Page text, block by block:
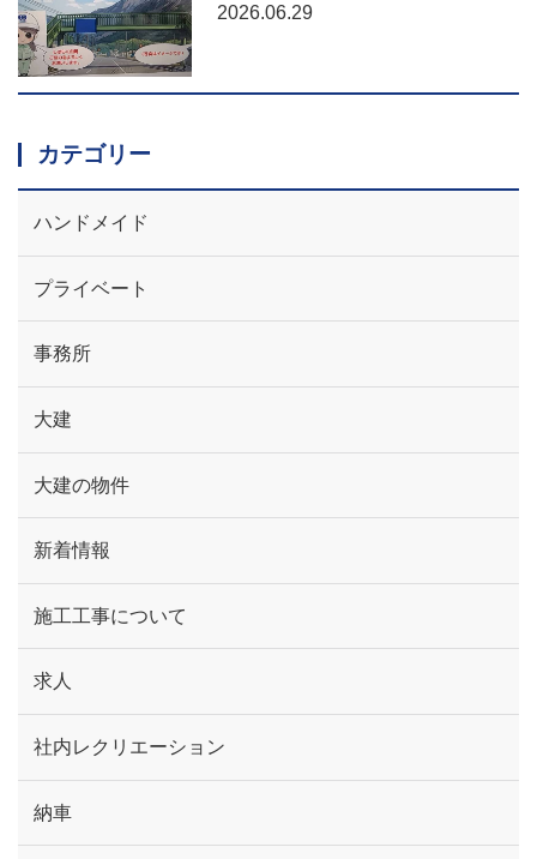
2026.06.29
カテゴリー
ハンドメイド
プライベート
事務所
大建
大建の物件
新着情報
施工工事について
求人
社内レクリエーション
納車